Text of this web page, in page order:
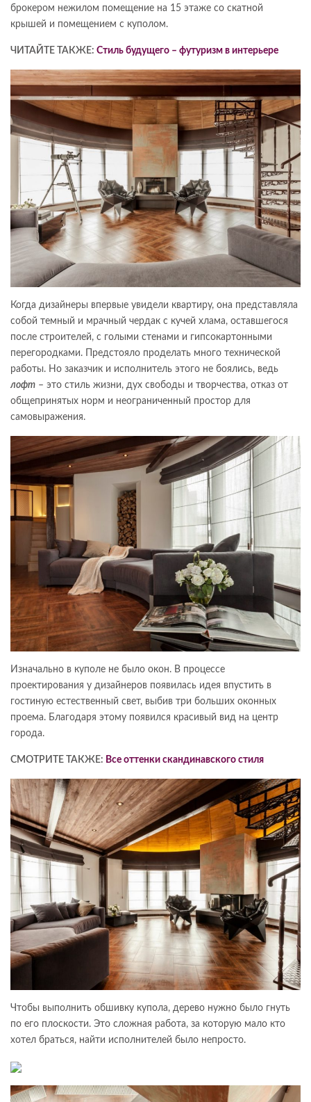
брокером нежилом помещение на 15 этаже со скатной
крышей и помещением с куполом.
ЧИТАЙТЕ ТАКЖЕ: Стиль будущего – футуризм в интерьере
Когда дизайнеры впервые увидели квартиру, она представляла
собой темный и мрачный чердак с кучей хлама, оставшегося
после строителей, с голыми стенами и гипсокартонными
перегородками. Предстояло проделать много технической
работы. Но заказчик и исполнитель этого не боялись, ведь
лофт – это стиль жизни, дух свободы и творчества, отказ от
общепринятых норм и неограниченный простор для
самовыражения.
Изначально в куполе не было окон. В процессе
проектирования у дизайнеров появилась идея впустить в
гостиную естественный свет, выбив три больших оконных
проема. Благодаря этому появился красивый вид на центр
города.
СМОТРИТЕ ТАКЖЕ: Все оттенки скандинавского стиля
Чтобы выполнить обшивку купола, дерево нужно было гнуть
по его плоскости. Это сложная работа, за которую мало кто
хотел браться, найти исполнителей было непросто.